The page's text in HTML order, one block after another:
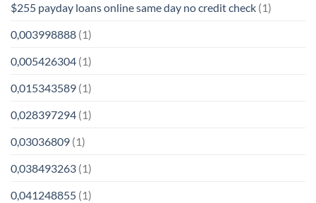
$255 payday loans online same day no credit check (1)
0,003998888 (1)
0,005426304 (1)
0,015343589 (1)
0,028397294 (1)
0,03036809 (1)
0,038493263 (1)
0,041248855 (1)